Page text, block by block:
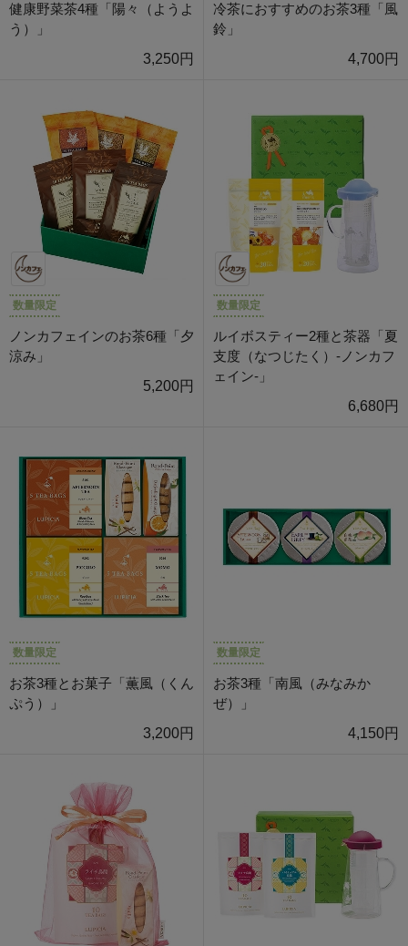
健康野菜茶4種「陽々（ようよ
う）」
3,250円
冷茶におすすめのお茶3種「風
鈴」
4,700円
数量限定
ノンカフェインのお茶6種「夕
涼み」
5,200円
数量限定
ルイボスティー2種と茶器「夏
支度（なつじたく）-ノンカフ
ェイン-」
6,680円
数量限定
お茶3種とお菓子「薫風（くん
ぷう）」
3,200円
数量限定
お茶3種「南風（みなみか
ぜ）」
4,150円